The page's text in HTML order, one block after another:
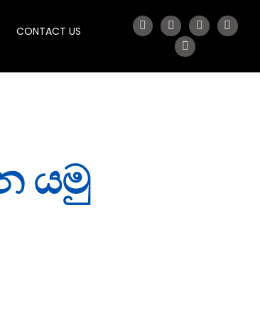
CONTACT US
යමු